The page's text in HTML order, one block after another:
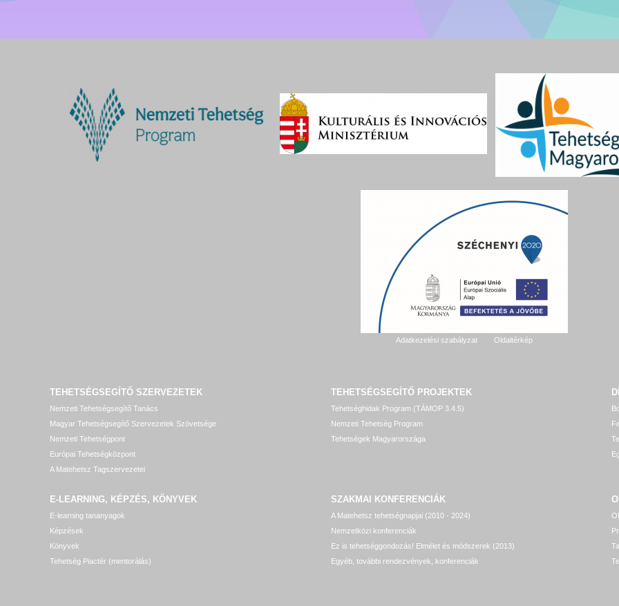
Adatkezelési szabályzat Oldaltérkép
TEHETSÉGSEGÍTŐ SZERVEZETEK
Nemzeti Tehetségsegítő Tanács
Magyar Tehetségsegítő Szervezetek Szövetsége
Nemzeti Tehetségpont
Európai Tehetségközpont
A Matehetsz Tagszervezetei
TEHETSÉGSEGÍTŐ PROJEKTEK
Tehetséghidak Program (TÁMOP 3.4.5)
Nemzeti Tehetség Program
Tehetségek Magyarországa
E-LEARNING, KÉPZÉS, KÖNYVEK
E-learning tananyagok
Képzések
Könyvek
Tehetség Piactér (mentorálás)
SZAKMAI KONFERENCIÁK
A Matehetsz tehetségnapjai (2010 - 2024)
Nemzetközi konferenciák
Ez is tehetséggondozás! Elmélet és módszerek (2013)
Egyéb, további rendezvények, konferenciák